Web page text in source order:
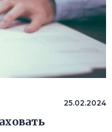
25.02.2024